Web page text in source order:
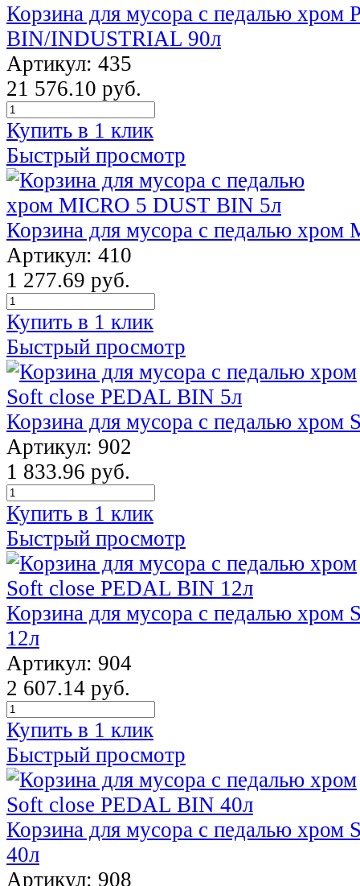
Корзина для мусора с педалью хром
BIN/INDUSTRIAL 90л
Артикул: 435
21 576.10 руб.
Купить в 1 клик
Быстрый просмотр
Корзина для мусора с педалью
Артикул: 410
1 277.69 руб.
Купить в 1 клик
Быстрый просмотр
Корзина для мусора с педалью
Артикул: 902
1 833.96 руб.
Купить в 1 клик
Быстрый просмотр
Корзина для мусора с педалью
12л
Артикул: 904
2 607.14 руб.
Купить в 1 клик
Быстрый просмотр
Корзина для мусора с педалью
40л
Артикул: 908